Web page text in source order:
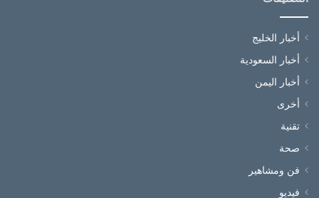
أخبار الخليج
أخبار السعودية
أخبار اليمن
أخرى
تقنية
صحة
فن ومشاهير
فيديو